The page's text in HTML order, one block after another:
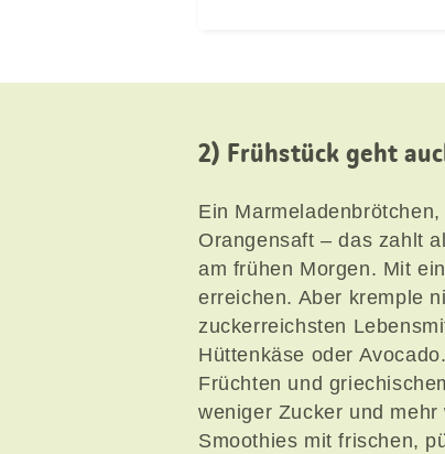
2) Frühstück geht
Ein
Orangensaft – das zahlt
am frühen Morgen. Mit
erreichen. Aber kremple
zuckerreichsten
Hüttenkäse oder
Früchten und
weniger Zucker und
Smoothies mit frischen,